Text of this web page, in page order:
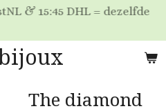
& 15:45 DHL = dezelfde
The diamond